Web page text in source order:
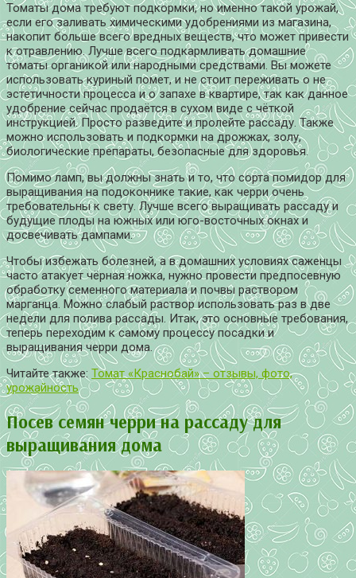
Томаты дома требуют подкормки, но именно такой урожай,
если его заливать химическими удобрениями из магазина,
накопит больше всего вредных веществ, что может привести
к отравлению. Лучше всего подкармливать домашние
томаты органикой или народными средствами. Вы можете
использовать куриный помет, и не стоит переживать о не
эстетичности процесса и о запахе в квартире, так как данное
удобрение сейчас продаётся в сухом виде с чёткой
инструкцией. Просто разведите и пролейте рассаду. Также
можно использовать и подкормки на дрожжах, золу,
биологические препараты, безопасные для здоровья.
Помимо ламп, вы должны знать и то, что сорта помидор для
выращивания на подоконнике такие, как черри очень
требовательны к свету. Лучше всего выращивать рассаду и
будущие плоды на южных или юго-восточных окнах и
досвечивать дампами.
Чтобы избежать болезней, а в домашних условиях саженцы
часто атакует чёрная ножка, нужно провести предпосевную
обработку семенного материала и почвы раствором
марганца. Можно слабый раствор использовать раз в две
недели для полива рассады. Итак, это основные требования,
теперь переходим к самому процессу посадки и
выращивания черри дома.
Читайте также: Томат «Краснобай» – отзывы, фото,
урожайность
Посев семян черри на рассаду для
выращивания дома